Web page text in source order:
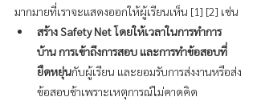
มากมายที่เราจะแสดงออกให้ผู้เรียนเห็น [1] [2] เช่น
สร้าง Safety Net โดยให้เวลาในการทำการ
บ้าน การเข้าถึงการสอบ และการทำข้อสอบที่
ยืดหยุ่นกับผู้เรียน และยอมรับการส่งงานหรือส่ง
ข้อสอบช้าเพราะเหตุการณ์ไม่คาดคิด